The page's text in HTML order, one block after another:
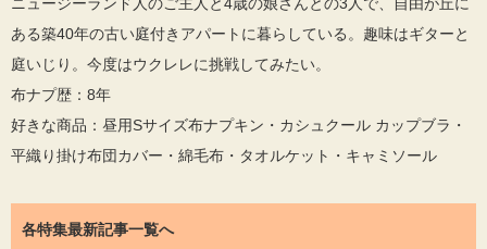
ある築40年の古い庭付きアパートに暮らしている。趣味はギターと
庭いじり。今度はウクレレに挑戦してみたい。
布ナプ歴：8年
好きな商品：昼用Sサイズ布ナプキン・カシュクール カップブラ・
平織り掛け布団カバー・綿毛布・タオルケット・キャミソール
各特集最新記事一覧へ